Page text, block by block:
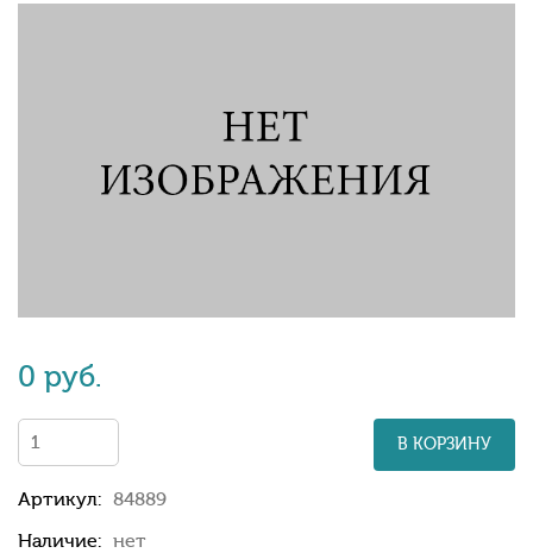
0 руб.
В КОРЗИНУ
Артикул: 84889
Наличие: нет